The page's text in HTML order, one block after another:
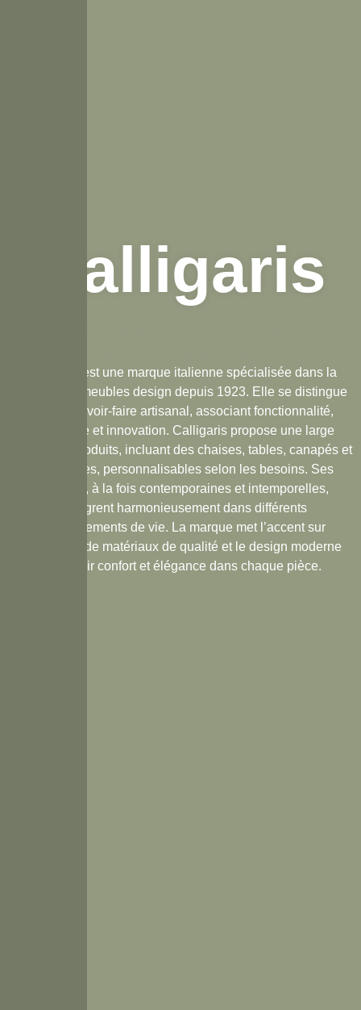
Calligaris
MOBILIER ITALIEN HAUT DE
Calligaris est une marque italienne spécialisée dans la
création de meubles design depuis 1923. Elle se distingue
par son savoir-faire artisanal, associant fonctionnalité,
esthétisme et innovation. Calligaris propose une large
gamme de produits, incluant des chaises, tables, canapés et
accessoires, personnalisables selon les besoins. Ses
créations, à la fois contemporaines et intemporelles,
s’intègrent harmonieusement dans différents
environnements de vie. La marque met l’accent sur
l’utilisation de matériaux de qualité et le design moderne
pour offrir confort et élégance dans chaque pièce.